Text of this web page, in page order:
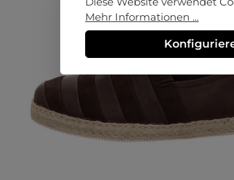
Mehr Informationen ...